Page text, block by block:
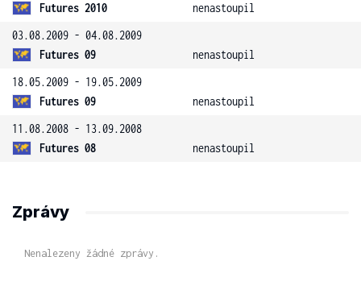
Futures 2010
nenastoupil
03.08.2009 - 04.08.2009
Futures 09
nenastoupil
18.05.2009 - 19.05.2009
Futures 09
nenastoupil
11.08.2008 - 13.09.2008
Futures 08
nenastoupil
Zprávy
Nenalezeny žádné zprávy.